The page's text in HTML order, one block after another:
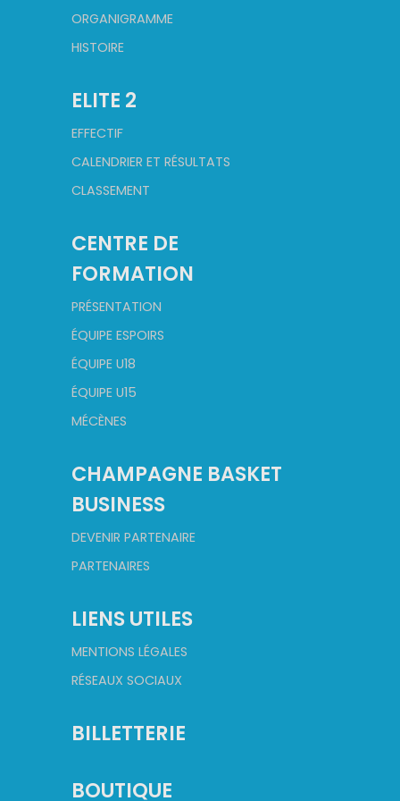
ORGANIGRAMME
HISTOIRE
ELITE 2
EFFECTIF
CALENDRIER ET RÉSULTATS
CLASSEMENT
CENTRE DE
FORMATION
PRÉSENTATION
ÉQUIPE ESPOIRS
ÉQUIPE U18
ÉQUIPE U15
MÉCÈNES
CHAMPAGNE BASKET
BUSINESS
DEVENIR PARTENAIRE
PARTENAIRES
LIENS UTILES
MENTIONS LÉGALES
RÉSEAUX SOCIAUX
BILLETTERIE
BOUTIQUE